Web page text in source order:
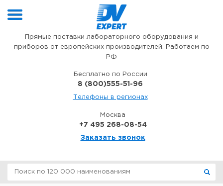
Прямые поставки лабораторного оборудования и
приборов от европейских производителей. Работаем по
РФ
Бесплатно по России
8 (800)555-51-96
Телефоны в регионах
Москва
+7 495 268-08-54
Заказать звонок